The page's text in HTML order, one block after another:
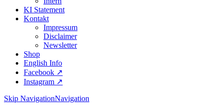
KI Statement
Kontakt
Impressum
Disclaimer
Newsletter
Shop
English Info
Facebook ↗︎
Instagram ↗︎
Skip NavigationNavigation